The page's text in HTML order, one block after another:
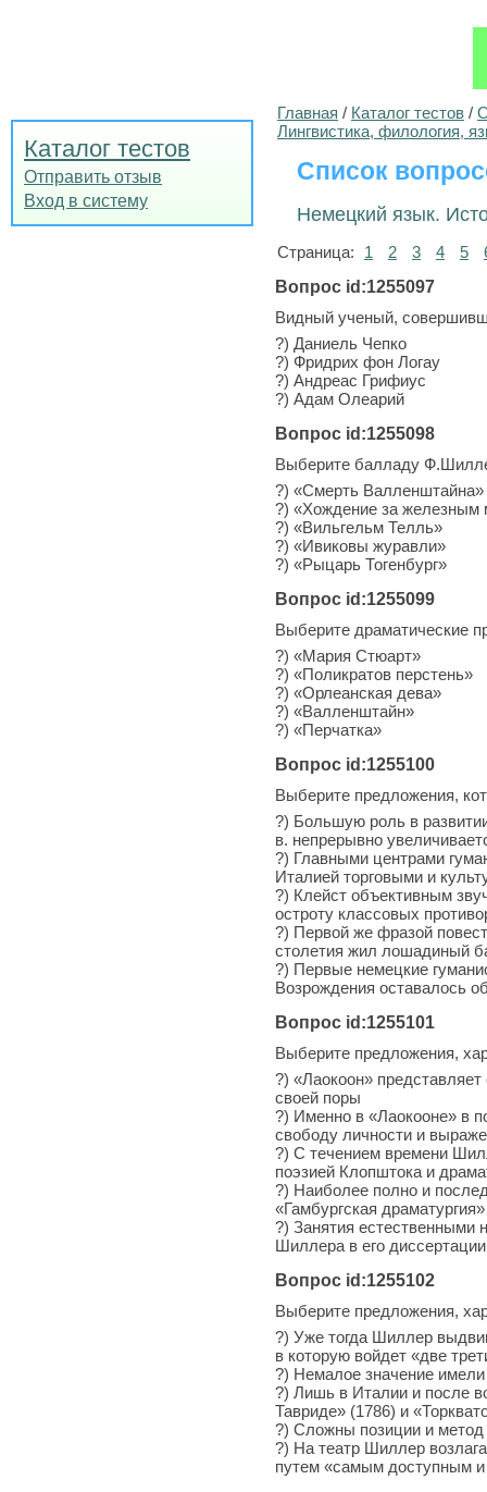
Каталог тестов
Отправить отзыв
Вход в систему
Главная / Каталог тестов /
Лингвистика, филология,
Список
Немецкий язык.
Страница: 1 2 3 4 5
Вопрос id:1255097
Видный ученый,
?) Даниель Чепко
?) Фридрих фон Логау
?) Андреас Грифиус
?) Адам Олеарий
Вопрос id:1255098
Выберите балладу
?) «Смерть Валленштайна»
?) «Хождение за железным
?) «Вильгельм Телль»
?) «Ивиковы журавли»
?) «Рыцарь Тогенбург»
Вопрос id:1255099
Выберите драматические
?) «Мария Стюарт»
?) «Поликратов перстень»
?) «Орлеанская дева»
?) «Валленштайн»
?) «Перчатка»
Вопрос id:1255100
Выберите предложения,
?) Большую роль в
в. непрерывно
?) Главными центрами
Италией торговыми и
?) Клейст объективным
остроту классовых
?) Первой же фразой
столетия жил лошадиный
?) Первые немецкие
Возрождения оставалось
Вопрос id:1255101
Выберите предложения,
?) «Лаокоон»
своей поры
?) Именно в «Лаокооне» в
свободу личности и
?) С течением времени
поэзией Клопштока и
?) Наиболее полно и
«Гамбургская драматургия»
?) Занятия естественными
Шиллера в его
Вопрос id:1255102
Выберите предложения,
?) Уже тогда Шиллер
в которую войдет «две
?) Немалое значение
?) Лишь в Италии и после
Тавриде» (1786) и
?) Сложны позиции и метод
?) На театр Шиллер
путем «самым доступным